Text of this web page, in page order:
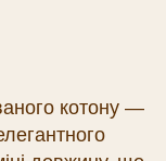
котону —